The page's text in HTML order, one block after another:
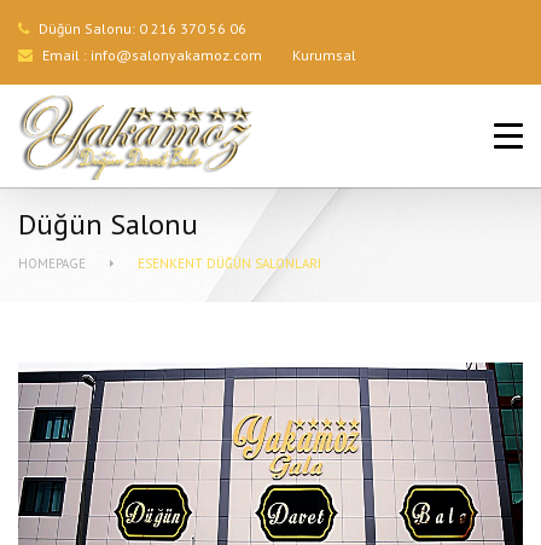
Düğün Salonu: 0 216 370 56 06
Email : info@salonyakamoz.com Kurumsal
ANA SAYFA
HIZMETLERIMIZ
BLOG
İLETIŞIM
Düğün Salonu
HOMEPAGE ESENKENT DÜĞÜN SALONLARI